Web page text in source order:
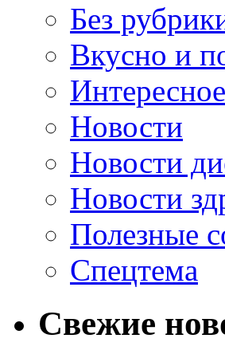
Без
Вкусно и
Интересное
Новости
Новости
Новости
Полезные
Спецтема
Свежие